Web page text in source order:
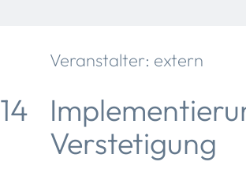
Veranstalter: extern
14
Verstetigung